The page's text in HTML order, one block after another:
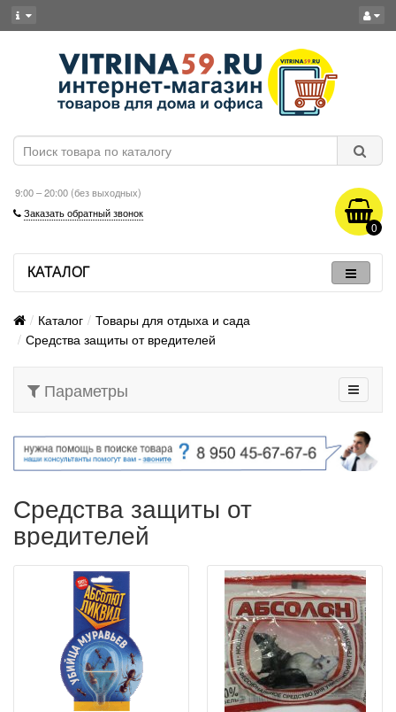
9:00 – 20:00 (без выходных)
Заказать обратный звонок
0
КАТАЛОГ
Каталог
Товары для отдыха и сада
Средства защиты от вредителей
Параметры
Средства защиты от
вредителей